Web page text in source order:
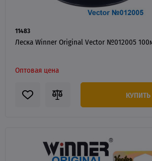
11483
Леска Winner Original Vector №012005
Оптовая цена
КУПИТЬ